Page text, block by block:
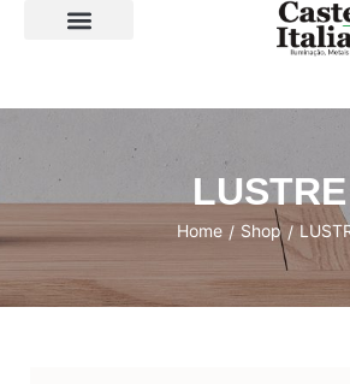
LUSTRE
Home / Shop /